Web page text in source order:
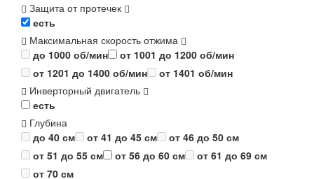
Защита от протечек
есть
Максимальная скорость отжима
до 1000 об/мин
от 1001 до 1200 об/мин
от 1201 до 1400 об/мин
от 1401 об/мин
Инверторный двигатель
есть
Глубина
до 40 см
от 41 до 45 см
от 46 до 50 см
от 51 до 55 см
от 56 до 60 см
от 61 до 69 см
от 70 см